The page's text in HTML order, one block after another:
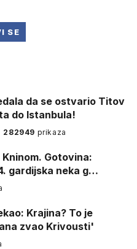
SE
da se ostvario Titov
do Istanbula!
282949 prikaza
gardijska neka g…
Krajina? To je
zvao Krivousti'